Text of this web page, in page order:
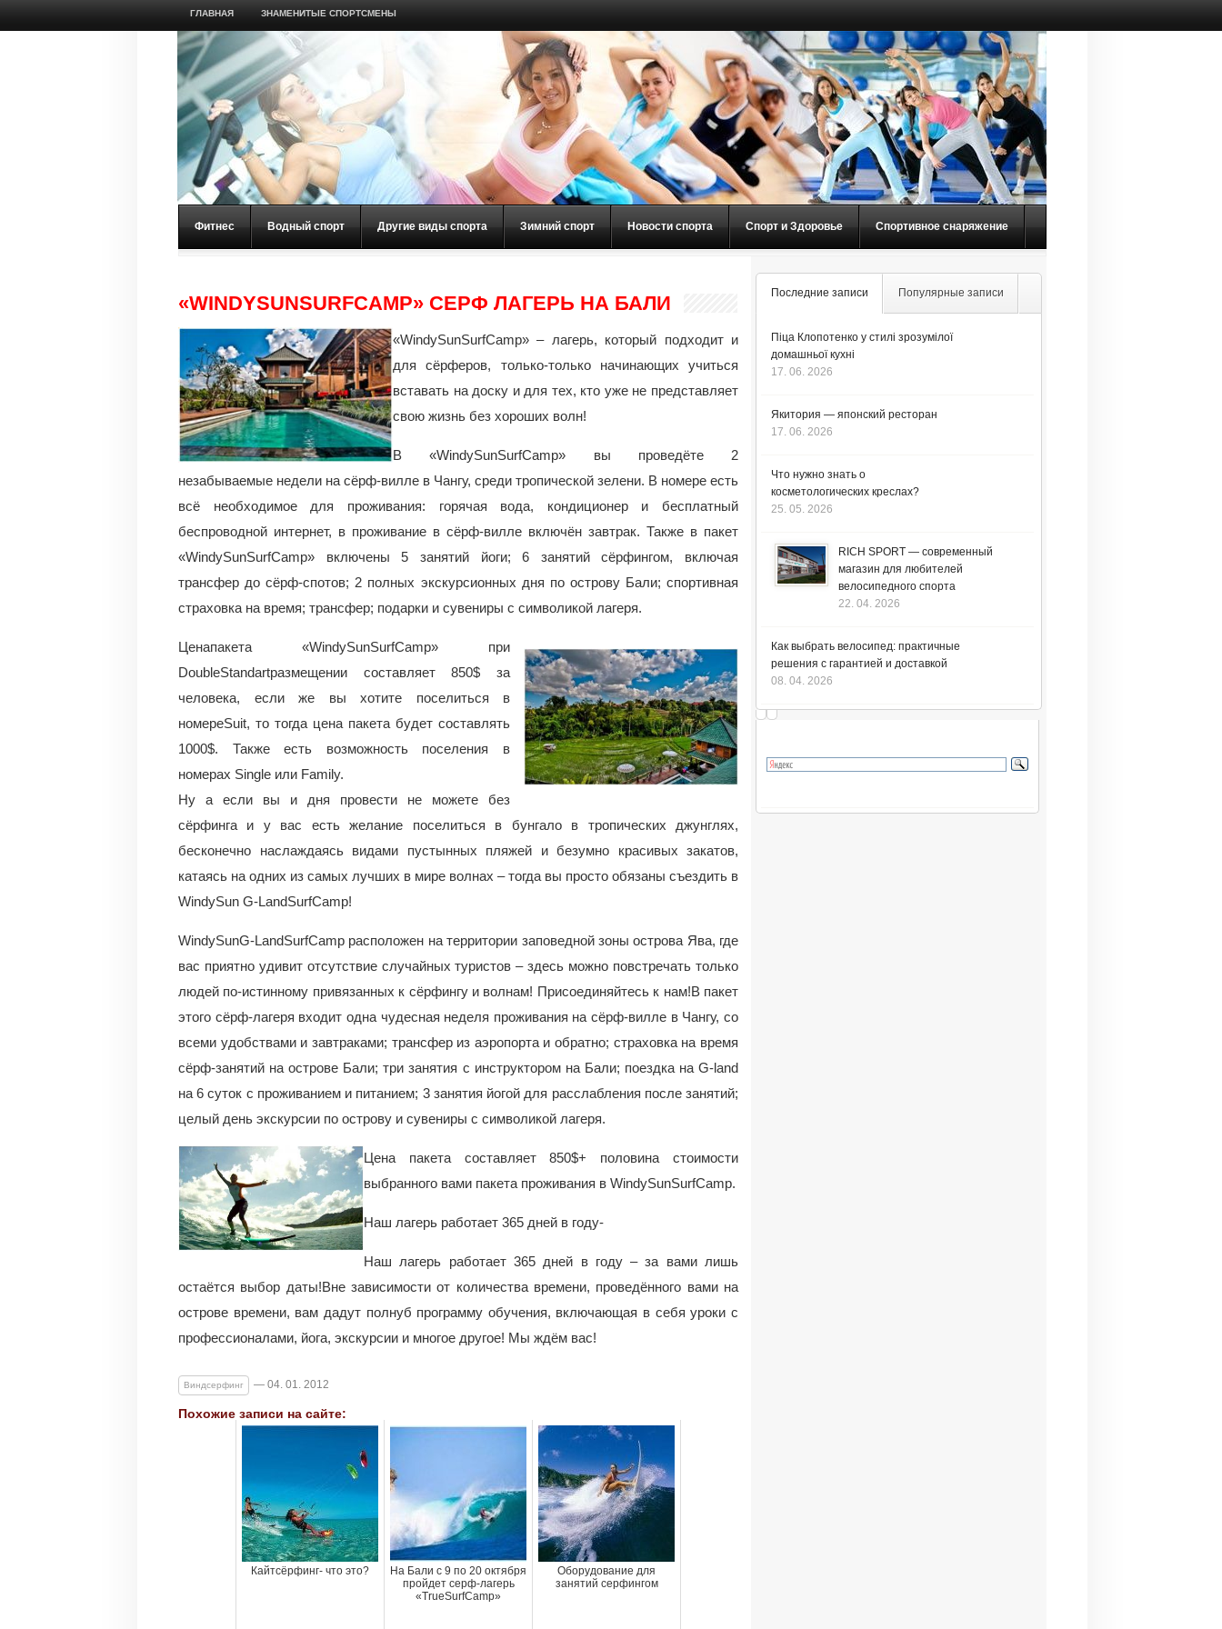
ГЛАВНАЯ ЗНАМЕНИТЫЕ СПОРТСМЕНЫ
Фитнес Водный спорт Другие виды спорта Зимний спорт Новости спорта Спорт и Здоровье Спортивное снаряжение
«WINDYSUNSURFCAMP» СЕРФ ЛАГЕРЬ НА БАЛИ
«WindySunSurfCamp» – лагерь, который подходит и
для сёрферов, только-только начинающих учиться
вставать на доску и для тех, кто уже не представляет
свою жизнь без хороших волн!
В «WindySunSurfCamp» вы проведёте 2
незабываемые недели на сёрф-вилле в Чангу, среди тропической зелени. В номере есть
всё необходимое для проживания: горячая вода, кондиционер и бесплатный
беспроводной интернет, в проживание в сёрф-вилле включён завтрак. Также в пакет
«WindySunSurfCamp» включены 5 занятий йоги; 6 занятий сёрфингом, включая
трансфер до сёрф-спотов; 2 полных экскурсионных дня по острову Бали; спортивная
страховка на время; трансфер; подарки и сувениры с символикой лагеря.
Ценапакета «WindySunSurfCamp» при
DoubleStandartразмещении составляет 850$ за
человека, если же вы хотите поселиться в
номереSuit, то тогда цена пакета будет составлять
1000$. Также есть возможность поселения в
номерах Single или Family.
Ну а если вы и дня провести не можете без
сёрфинга и у вас есть желание поселиться в бунгало в тропических джунглях,
бесконечно наслаждаясь видами пустынных пляжей и безумно красивых закатов,
катаясь на одних из самых лучших в мире волнах – тогда вы просто обязаны съездить в
WindySun G-LandSurfCamp!
WindySunG-LandSurfCamp расположен на территории заповедной зоны острова Ява, где
вас приятно удивит отсутствие случайных туристов – здесь можно повстречать только
людей по-истинному привязанных к сёрфингу и волнам! Присоединяйтесь к нам!В пакет
этого сёрф-лагеря входит одна чудесная неделя проживания на сёрф-вилле в Чангу, со
всеми удобствами и завтраками; трансфер из аэропорта и обратно; страховка на время
сёрф-занятий на острове Бали; три занятия с инструктором на Бали; поездка на G-land
на 6 суток с проживанием и питанием; 3 занятия йогой для расслабления после занятий;
целый день экскурсии по острову и сувениры с символикой лагеря.
Цена пакета составляет 850$+ половина стоимости
выбранного вами пакета проживания в WindySunSurfCamp.
Наш лагерь работает 365 дней в году-
Наш лагерь работает 365 дней в году – за вами лишь
остаётся выбор даты!Вне зависимости от количества времени, проведённого вами на
острове времени, вам дадут полнуб программу обучения, включающая в себя уроки с
профессионалами, йога, экскурсии и многое другое! Мы ждём вас!
Виндсерфинг — 04. 01. 2012
Похожие записи на сайте:
Кайтсёрфинг- что это?
На Бали с 9 по 20 октября
пройдет серф-лагерь
«TrueSurfCamp»
Оборудование для
занятий серфингом
Последние записи Популярные записи
Піца Клопотенко у стилі зрозумілої
домашньої кухні
17. 06. 2026
Якитория — японский ресторан
17. 06. 2026
Что нужно знать о
косметологических креслах?
25. 05. 2026
RICH SPORT — современный
магазин для любителей
велосипедного спорта
22. 04. 2026
Как выбрать велосипед: практичные
решения с гарантией и доставкой
08. 04. 2026